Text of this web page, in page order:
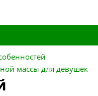
массы для девушек